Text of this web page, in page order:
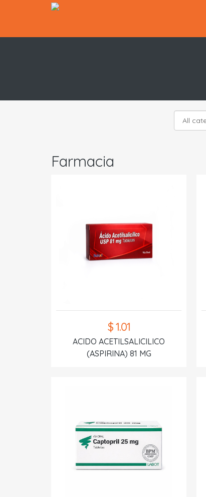
Farmacia
$ 1.01
ACIDO ACETILSALICILICO
(ASPIRINA) 81 MG